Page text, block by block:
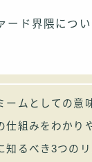
ード界隈につ
ームとしての意
仕組みをわかり
知るべき3つのリ